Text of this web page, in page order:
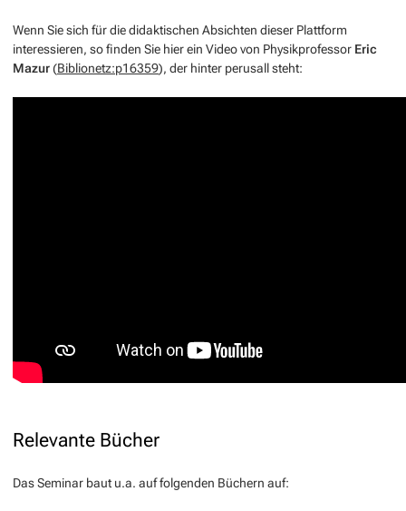
Wenn Sie sich für die didaktischen Absichten dieser Plattform
interessieren, so finden Sie hier ein Video von Physikprofessor Eric
Mazur(Biblionetz:p16359), der hinter perusall steht:
Relevante Bücher
Das Seminar baut u.a. auf folgenden Büchern auf: